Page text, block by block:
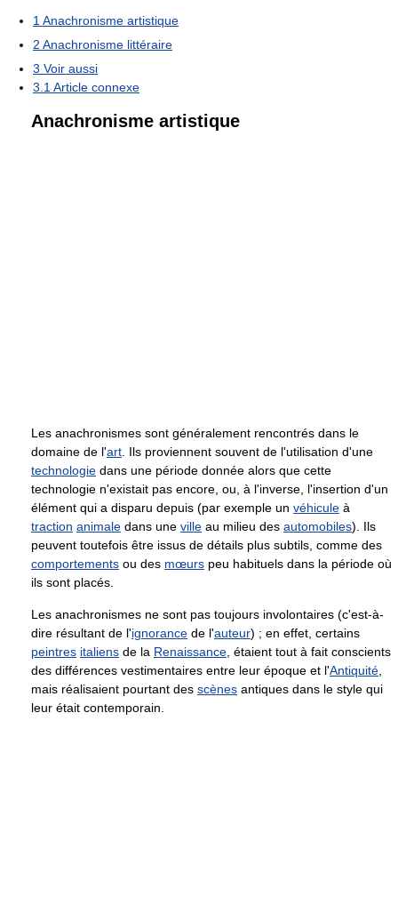
1 Anachronisme artistique
2 Anachronisme littéraire
3 Voir aussi
3.1 Article connexe
Anachronisme artistique
Les anachronismes sont généralement rencontrés dans le
domaine de l'art . Ils proviennent souvent de l'utilisation d'une
technologie dans une période donnée alors que cette
technologie n'existait pas encore, ou, à l'inverse, l'insertion d'un
élément qui a disparu depuis (par exemple un véhicule à
traction animale dans une ville au milieu des automobiles). Ils
peuvent toutefois être issus de détails plus subtils, comme des
comportements ou des mœurs peu habituels dans la période où
ils sont placés.
Les anachronismes ne sont pas toujours involontaires (c'est-à-
dire résultant de l'ignorance de l'auteur) ; en effet, certains
peintres italiens de la Renaissance , étaient tout à fait conscients
des différences vestimentaires entre leur époque et l'Antiquité
mais réalisaient pourtant des scènes antiques dans le style qui
leur était contemporain.